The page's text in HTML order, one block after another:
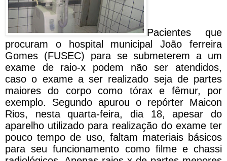
Pacientes que
procuram o hospital municipal João ferreira
Gomes (FUSEC) para se submeterem a um
exame de raio-x podem não ser atendidos,
caso o exame a ser realizado seja de partes
maiores do corpo como tórax e fêmur, por
exemplo. Segundo apurou o repórter Maicon
Rios, nesta quarta-feira, dia 18, apesar do
aparelho utilizado para realização do exame ter
pouco tempo de uso, faltam materiais básicos
para seu funcionamento como filme e chassi